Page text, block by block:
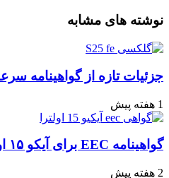
آپ
گذاری
ایمیل
نوشته های مشابه
جزئیات تازه از گواهینامه سرعت شارژ
1 هفته پیش
گواهینامه EEC برای آیکو ۱۵ اولترا: چرا عرضه جهانی پرچمدار جدید قطعی به نظر می‌رسد؟
2 هفته پیش